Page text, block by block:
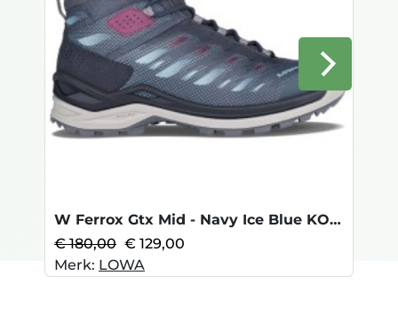
W Ferrox Gtx Mid - Navy Ice Blue KOOPJE
€ 180,00 € 129,00
Merk: LOWA